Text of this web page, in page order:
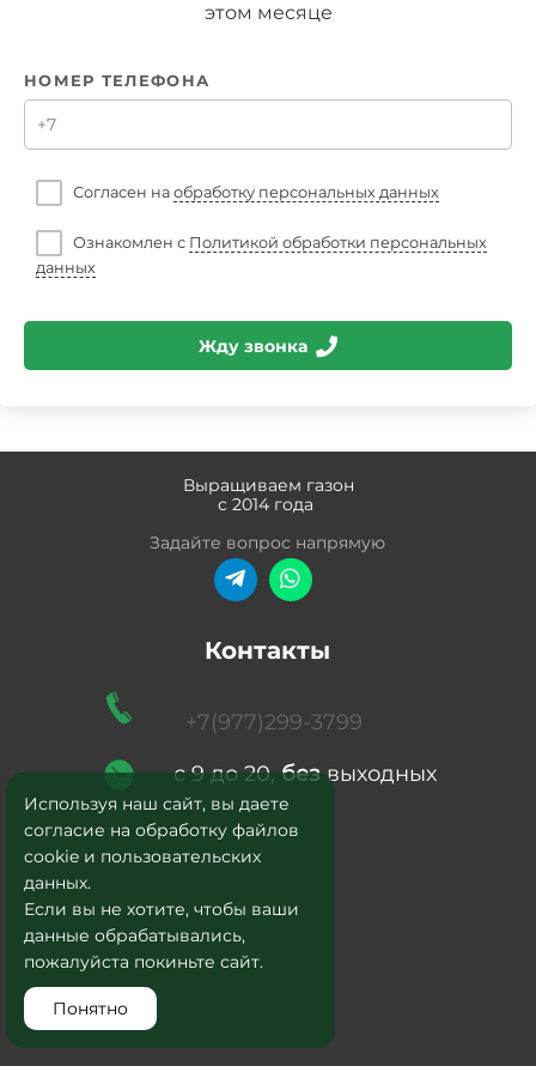
этом месяце
НОМЕР ТЕЛЕФОНА
Согласен на обработку персональных данных
Ознакомлен с Политикой обработки персональных
данных
Жду звонка
Выращиваем газон
с 2014 года
Контакты
с 9 до 20,безвыходных
+7(977)299-3799
Задайте вопрос напрямую
Используя наш сайт, вы даете
согласие на обработку файлов
cookie и пользовательских
данных.
Если вы не хотите, чтобы ваши
данные обрабатывались,
пожалуйста покиньте сайт.
Понятно